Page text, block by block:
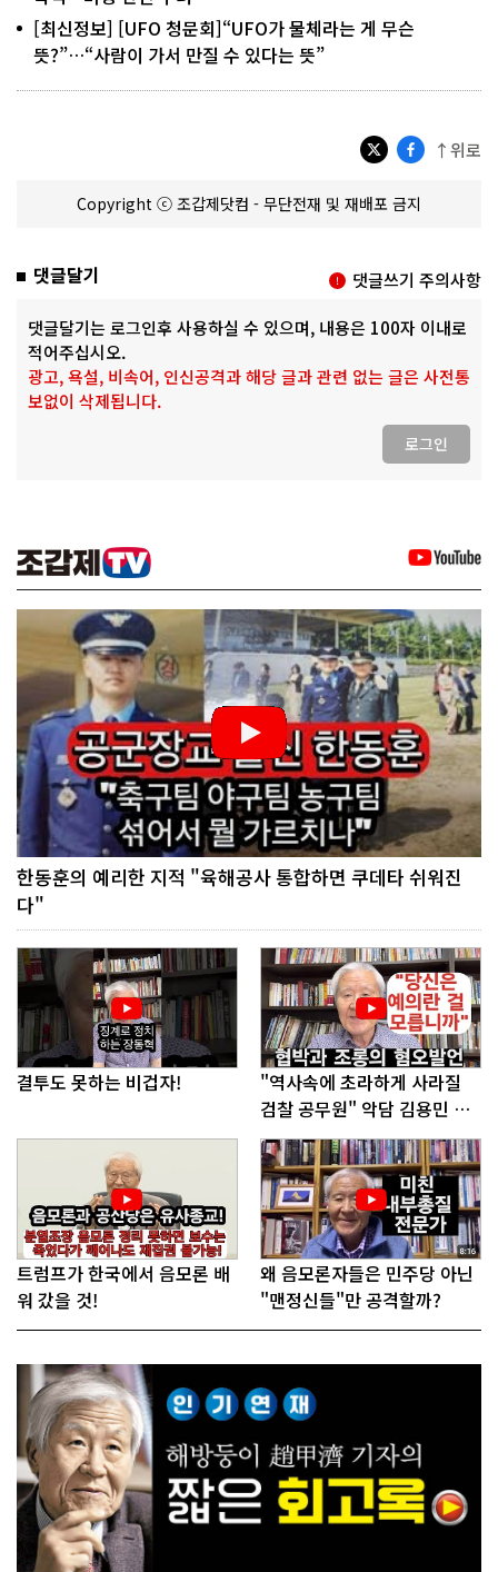
[최신정보] [UFO 청문회]“UFO가 물체라는 게 무슨
뜻?”…“사람이 가서 만질 수 있다는 뜻”
↑위로
Copyright ⓒ 조갑제닷컴 - 무단전재 및 재배포 금지
댓글달기 댓글쓰기 주의사항
댓글달기는 로그인후 사용하실 수 있으며, 내용은 100자 이내로
적어주십시오.
광고, 욕설, 비속어, 인신공격과 해당 글과 관련 없는 글은 사전통
보없이 삭제됩니다.
로그인
한동훈의 예리한 지적 "육해공사 통합하면 쿠데타 쉬워진
다"
결투도 못하는 비겁자!
"역사속에 초라하게 사라질
검찰 공무원" 악담 김용민 의
원에게!
트럼프가 한국에서 음모론 배
워 갔을 것!
왜 음모론자들은 민주당 아닌
"맨정신들"만 공격할까?